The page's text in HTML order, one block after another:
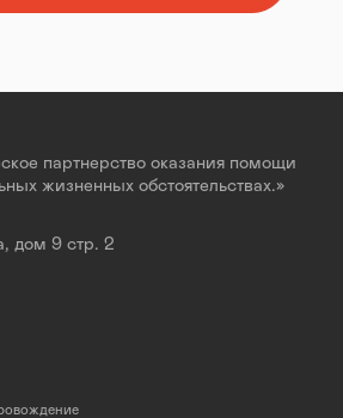
партнерство оказания помощи
жизненных обстоятельствах.»
дом 9 стр. 2